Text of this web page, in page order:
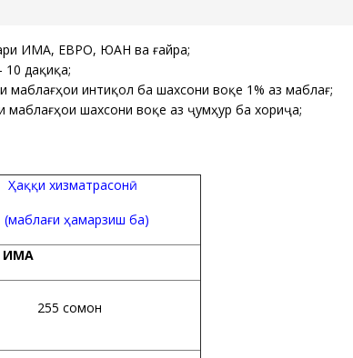
ИМА, ЕВРО, ЮАН ва ғайра;
10 дақиқа;
маблағҳои интиқолӣ ба шахсони воқеӣ 1% аз маблағ;
шахсони воқеӣ аз ҷумҳурӣ ба хориҷа;
Ҳаққи хизматрасонӣ
(маблағи ҳамарзиш ба)
ИМА
255 сомонӣ